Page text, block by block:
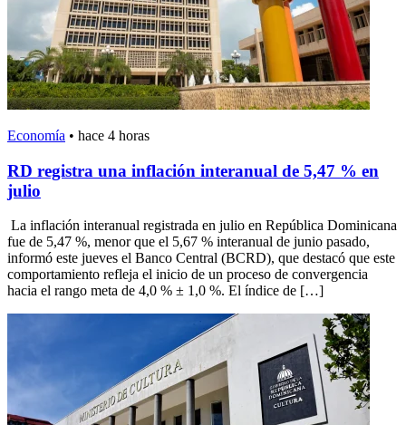
Economía • hace 4 horas
RD registra una inflación interanual de 5,47 % en
julio
La inflación interanual registrada en julio en República Dominicana
fue de 5,47 %, menor que el 5,67 % interanual de junio pasado,
informó este jueves el Banco Central (BCRD), que destacó que este
comportamiento refleja el inicio de un proceso de convergencia
hacia el rango meta de 4,0 % ± 1,0 %. El índice de […]